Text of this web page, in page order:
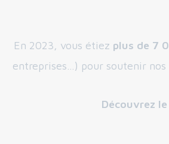
En 2023, vous étiez plus de 7
entreprises…) pour soutenir
Découvrez